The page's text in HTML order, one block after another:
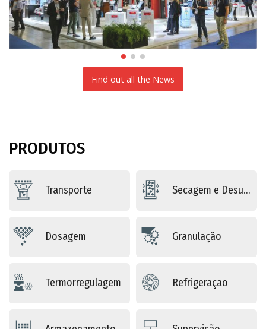
Find out all the News
PRODUTOS
Transporte Secagem e Desumidificação
Dosagem Granulação
Termorregulagem Refrigeraçao